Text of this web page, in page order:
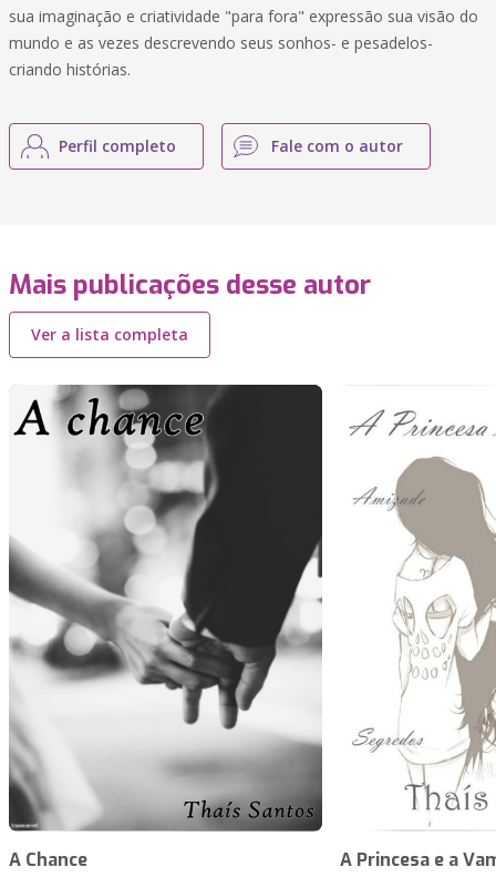
sua imaginação e criatividade "para fora" expressão sua visão do
mundo e as vezes descrevendo seus sonhos- e pesadelos-
criando histórias.
Perfil completo Fale com o autor
Mais publicações desse autor
Ver a lista completa
A Chance A Princesa e a